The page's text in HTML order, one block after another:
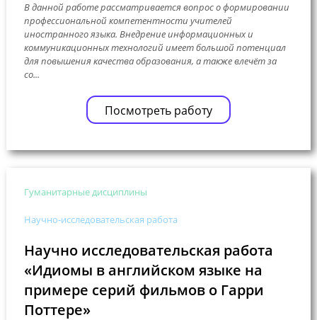
В данной работе рассматривается вопрос о формировании
профессиональной компетентности учителей
иностранного языка. Внедрение информационных и
коммуникационных технологий имеет большой потенциал
для повышения качества образования, а также влечёт за
со...
Посмотреть работу
Гуманитарные дисциплины
Научно-исследовательская работа
Научно исследовательская работа
«Идиомы в английском языке на
примере серий фильмов о Гарри
Поттере»